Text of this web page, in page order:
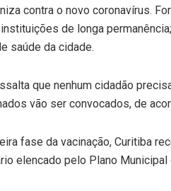
contra o novo coronavírus.
de longa
saúde da cidade.
que nenhum cidadão
vão ser convocados, de
fase da vacinação, Curitiba
elencado pelo Plano Municipal